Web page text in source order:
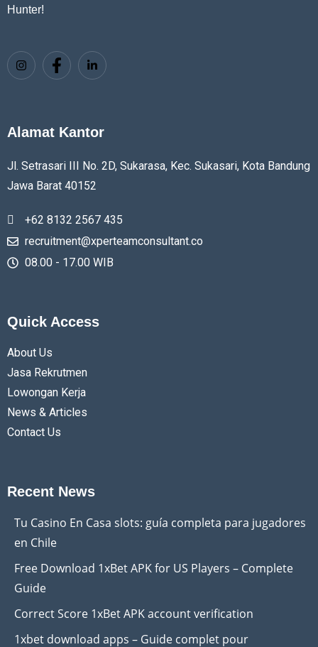
Hunter!
Alamat Kantor
Jl. Setrasari III No. 2D, Sukarasa, Kec. Sukasari, Kota Bandung
Jawa Barat 40152
+62 8132 2567 435
recruitment@xperteamconsultant.co
08.00 - 17.00 WIB
Quick Access
About Us
Jasa Rekrutmen
Lowongan Kerja
News & Articles
Contact Us
Recent News
Tu Casino En Casa slots: guía completa para jugadores
en Chile
Free Download 1xBet APK for US Players – Complete
Guide
Correct Score 1xBet APK account verification
1xbet download apps – Guide complet pour